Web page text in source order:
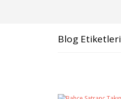
Blog Etiketleri